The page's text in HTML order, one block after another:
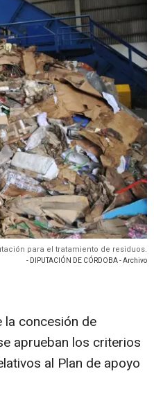
para el tratamiento de residuos.
- DIPUTACIÓN DE CÓRDOBA - Archivo
la concesión de
aprueban los criterios
al Plan de apoyo